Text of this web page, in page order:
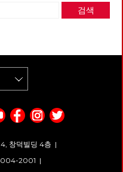
고 어떤 부분은 이해가 잘 되지
않기도 하지만, 어느 나라건 (배
다는 것이 내가 이 글을 읽고
린 결론입니다. 작가는 오히려
자신도 이 이야기를 이해하지 못
한다고 했습니다. 그런데도 이
장소에서 흘러나온 것」이기
문이라고 합니다. 이 책에는
대 간의 이야기, 또 남자들의
국 이야기라 남의 이야기처럼
검색
창덕빌딩 4층 |
2001 |